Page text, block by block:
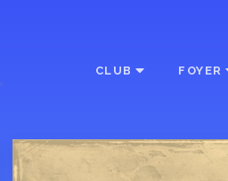
CLUB FOYER